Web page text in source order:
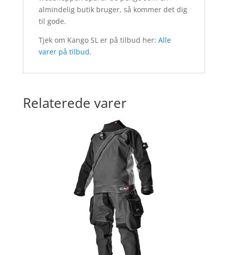
almindelig butik bruger, så kommer det dig
til gode.
Tjek om Kango SL er på tilbud her: Alle
varer på tilbud.
Relaterede varer